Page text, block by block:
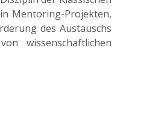
Mentoring-Projekten,
des Austauschs
wissenschaftlichen